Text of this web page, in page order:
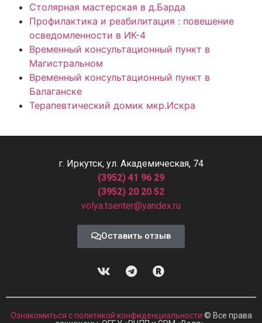
Столярная мастерская в д.Барда
Профилактика и реабилитация : повешение
осведомленности в ИК-4
Временный консультационный пункт в
Магистральном
Временный консультационный пункт в
Балаганске
Терапевтический домик мкр.Искра
г. Иркутск, ул. Академическая, 74
(3952) 41 96 29
(3952) 20 20 52
volya.tsenter@yandex.ru
Оставить отзыв
Ознакомиться с политикой конфиденциальности © Все права